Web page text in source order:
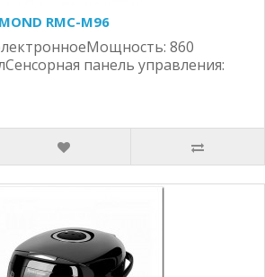
RMC-M96
860
панель управления: